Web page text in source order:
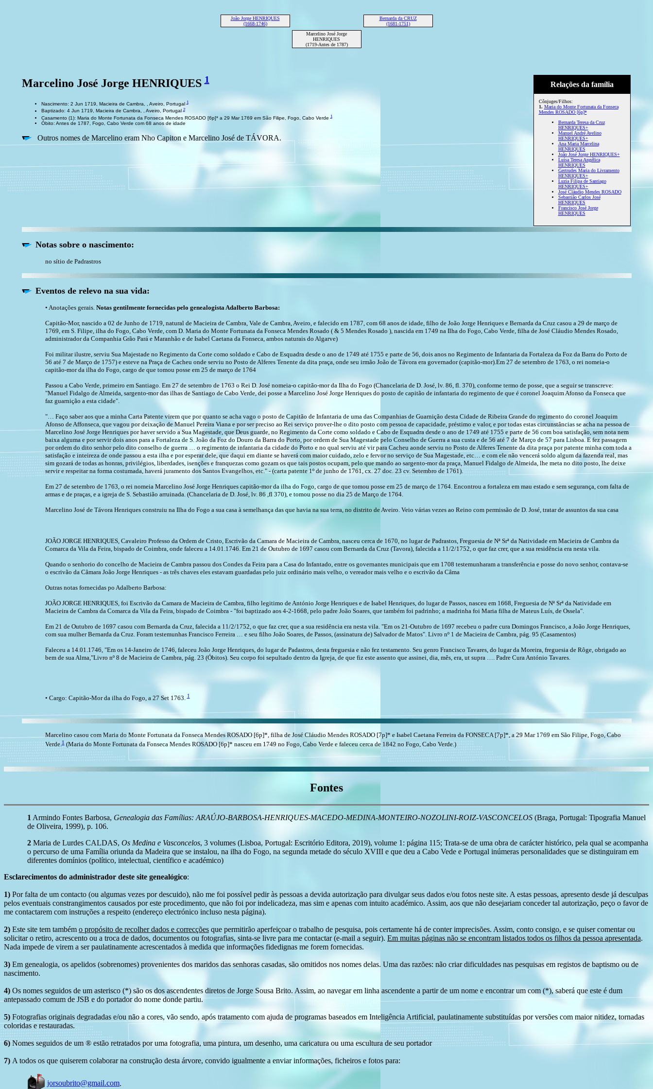
João Jorge HENRIQUES
(1668-1746)
Bernarda da CRUZ
(1681-1751)
Marcelino José Jorge
HENRIQUES
(1719-Antes de 1787)
Relações da família
Cônjuges/Filhos:
1. Maria do Monte Fortunata da Fonseca
Mendes ROSADO [6p]*
Bernarda Teresa da Cruz
HENRIQUES+
Manuel André Avelino
HENRIQUES+
Ana Maria Marcelina
HENRIQUES
João José Jorge HENRIQUES+
Luísa Teresa Angélica
HENRIQUES
Gertrudes Maria do Livramento
HENRIQUES+
Luzia Filipa de Santiago
HENRIQUES+
José Cláudio Mendes ROSADO
Sebastião Carlos José
HENRIQUES
Francisco José Jorge
HENRIQUES
Marcelino José Jorge HENRIQUES1
Nascimento: 2 Jun 1719, Macieira de Cambra, , Aveiro, Portugal1
Baptizado: 4 Jun 1719, Macieira de Cambra, , Aveiro, Portugal2
Casamento (1): Maria do Monte Fortunata da Fonseca Mendes ROSADO [6p]* a 29 Mar 1769 em São Filipe, Fogo, Cabo Verde1
Óbito: Antes de 1787, Fogo, Cabo Verde com 68 anos de idade
Outros nomes de Marcelino eram Nho Capiton e Marcelino José de TÁVORA.
Notas sobre o nascimento:
no sítio de Padrastros
Eventos de relevo na sua vida:
• Anotações gerais. Notas gentilmente fornecidas pelo genealogista Adalberto Barbosa:
Capitão-Mor, nascido a 02 de Junho de 1719, natural de Macieira de Cambra, Vale de Cambra, Aveiro, e falecido em 1787, com 68 anos de idade, filho de João Jorge Henriques e Bernarda da Cruz casou a 29 de março de
1769, em S. Filipe, ilha do Fogo, Cabo Verde, com D. Maria do Monte Fortunata da Fonseca Mendes Rosado ( & 5 Mendes Rosado ), nascida em 1749 na Ilha do Fogo, Cabo Verde, filha de José Cláudio Mendes Rosado,
administrador da Companhia Grão Pará e Maranhão e de Isabel Caetana da Fonseca, ambos naturais do Algarve)
Foi militar ilustre, serviu Sua Majestade no Regimento da Corte como soldado e Cabo de Esquadra desde o ano de 1749 até 1755 e parte de 56, dois anos no Regimento de Infantaria da Fortaleza da Foz da Barra do Porto de
56 até 7 de Março de 1757) e esteve na Praça de Cacheu onde serviu no Posto de Alferes Tenente da dita praça, onde seu irmão João de Távora era governador (capitão-mor).Em 27 de setembro de 1763, o rei nomeia-o
capitão-mor da ilha do Fogo, cargo de que tomou posse em 25 de março de 1764
Passou a Cabo Verde, primeiro em Santiago. Em 27 de setembro de 1763 o Rei D. José nomeia-o capitão-mor da Ilha do Fogo (Chancelaria de D. José, lv. 86, fl. 370), conforme termo de posse, que a seguir se transcreve:
"Manuel Fidalgo de Almeida, sargento-mor das ilhas de Santiago de Cabo Verde, dei posse a Marcelino José Jorge Henriques do posto de capitão de infantaria do regimento de que é coronel Joaquim Afonso da Fonseca que
faz guarnição a esta cidade".
"… Faço saber aos que a minha Carta Patente virem que por quanto se acha vago o posto de Capitão de Infantaria de uma das Companhias de Guarnição desta Cidade de Ribeira Grande do regimento do coronel Joaquim
Afonso de Affonseca, que vagou por deixação de Manuel Pereira Viana e por ser preciso ao Rei serviço prover-lhe o dito posto com pessoa de capacidade, préstimo e valor, e por todas estas circunstâncias se acha na pessoa de
Marcelino José Jorge Henriques por haver servido a Sua Magestade, que Deus guarde, no Regimento da Corte como soldado e Cabo de Esquadra desde o ano de 1749 até 1755 e parte de 56 com boa satisfação, sem nota nem
baixa alguma e por servir dois anos para a Fortaleza de S. João da Foz do Douro da Barra do Porto, por ordem de Sua Magestade pelo Conselho de Guerra a sua custa e de 56 até 7 de Março de 57 para Lisboa. E fez passagem
por ordem do dito senhor pelo dito conselho de guerra … o regimento de infantaria da cidade do Porto e no qual serviu até vir para Cacheu aonde serviu no Posto de Alferes Tenente da dita praça por patente minha com toda a
satisfação e inteireza de onde passou a esta ilha e por esperar dele, que daqui em diante se haverá com maior cuidado, zelo e fervor no serviço de Sua Magestade, etc… e com ele não vencerá soldo algum da fazenda real, mas
sim gozará de todas as honras, privilégios, liberdades, isenções e franquezas como gozam os que tais postos ocupam, pelo que mando ao sargento-mor da praça, Manuel Fidalgo de Almeida, lhe meta no dito posto, lhe deixe
servir e respeitar na forma costumada, haverá juramento dos Santos Evangelhos, etc." - (carta patente 1º de junho de 1761, cx. 27 doc. 23 cv. Setembro de 1761).
Em 27 de setembro de 1763, o rei nomeia Marcelino José Jorge Henriques capitão-mor da ilha do Fogo, cargo de que tomou posse em 25 de março de 1764. Encontrou a fortaleza em mau estado e sem segurança, com falta de
armas e de praças, e a igreja de S. Sebastião arruinada. (Chancelaria de D. José, lv. 86 ,fl 370), e tomou posse no dia 25 de Março de 1764.
Marcelino José de Távora Henriques construiu na Ilha do Fogo a sua casa à semelhança das que havia na sua terra, no distrito de Aveiro. Veio várias vezes ao Reino com permissão de D. José, tratar de assuntos da sua casa
JOÃO JORGE HENRIQUES, Cavaleiro Professo da Ordem de Cristo, Escrivão da Camara de Macieira de Cambra, nasceu cerca de 1670, no lugar de Padrastos, Freguesia de Nª Srª da Natividade em Macieira de Cambra da
Comarca da Vila da Feira, bispado de Coimbra, onde faleceu a 14.01.1746. Em 21 de Outubro de 1697 casou com Bernarda da Cruz (Tavora), falecida a 11/2/1752, o que faz crer, que a sua residência era nesta vila.
Quando o senhorio do concelho de Macieira de Cambra passou dos Condes da Feira para a Casa do Infantado, entre os governantes municipais que em 1708 testemunharam a transferência e posse do novo senhor, contava-se
o escrivão da Câmara João Jorge Henriques - as três chaves eles estavam guardadas pelo juiz ordinário mais velho, o vereador mais velho e o escrivão da Câma
Outras notas fornecidas po Adalberto Barbosa:
JOÃO JORGE HENRIQUES, foi Escrivão da Camara de Macieira de Cambra, filho legitimo de António Jorge Henriques e de Isabel Henriques, do lugar de Passos, nasceu em 1668, Freguesia de Nª Srª da Natividade em
Macieira de Cambra da Comarca da Vila da Feira, bispado de Coimbra - "foi baptizado aos 4-2-1668, pelo padre João Soares, que também foi padrinho; a madrinha foi Maria filha de Mateus Luís, de Ossela".
Em 21 de Outubro de 1697 casou com Bernarda da Cruz, falecida a 11/2/1752, o que faz crer, que a sua residência era nesta vila. "Em os 21-Outubro de 1697 recebeu o padre cura Domingos Francisco, a João Jorge Henriques,
com sua mulher Bernarda da Cruz. Foram testemunhas Francisco Ferreira … e seu filho João Soares, de Passos, (assinatura de) Salvador de Matos". Livro nº 1 de Macieira de Cambra, pág. 95 (Casamentos)
Faleceu a 14.01.1746, "Em os 14-Janeiro de 1746, faleceu João Jorge Henriques, do lugar de Padastros, desta freguesia e não fez testamento. Seu genro Francisco Tavares, do lugar da Moreira, freguesia de Rôge, obrigado ao
bem de sua Alma,"Livro nº 8 de Macieira de Cambra, pág. 23 (Óbitos). Seu corpo foi sepultado dentro da Igreja, de que fiz este assento que assinei, dia, mês, era, ut supra …. Padre Cura António Tavares.
• Cargo: Capitão-Mor da ilha do Fogo, a 27 Set 1763.1
Marcelino casou com Maria do Monte Fortunata da Fonseca Mendes ROSADO [6p]*, filha de José Cláudio Mendes ROSADO [7p]* e Isabel Caetana Ferreira da FONSECA [7p]*, a 29 Mar 1769 em São Filipe, Fogo, Cabo
Verde.1(Maria do Monte Fortunata da Fonseca Mendes ROSADO [6p]* nasceu em 1749 no Fogo, Cabo Verde e faleceu cerca de 1842 no Fogo, Cabo Verde.)
Fontes
1 Armindo Fontes Barbosa, Genealogia das Famílias: ARAÚJO-BARBOSA-HENRIQUES-MACEDO-MEDINA-MONTEIRO-NOZOLINI-ROIZ-VASCONCELOS (Braga, Portugal: Tipografia Manuel
de Oliveira, 1999), p. 106.
2 Maria de Lurdes CALDAS, Os Medina e Vasconcelos, 3 volumes (Lisboa, Portugal: Escritório Editora, 2019), volume 1: página 115; Trata-se de uma obra de carácter histórico, pela qual se acompanha
o percurso de uma Família oriunda da Madeira que se instalou, na ilha do Fogo, na segunda metade do século XVIII e que deu a Cabo Vede e Portugal inúmeras personalidades que se distinguiram em
diferentes domínios (político, intelectual, científico e académico)
Esclarecimentos do administrador deste site genealógico:
1) Por falta de um contacto (ou algumas vezes por descuido), não me foi possível pedir às pessoas a devida autorização para divulgar seus dados e/ou fotos neste site. A estas pessoas, apresento desde já desculpas
pelos eventuais constrangimentos causados por este procedimento, que não foi por indelicadeza, mas sim e apenas com intuito académico. Assim, aos que não desejariam conceder tal autorização, peço o favor de
me contactarem com instruções a respeito (endereço electrónico incluso nesta página).
2) Este site tem também o propósito de recolher dados e correcções que permitirão aperfeiçoar o trabalho de pesquisa, pois certamente há de conter imprecisões. Assim, conto consigo, e se quiser comentar ou
solicitar o retiro, acrescento ou a troca de dados, documentos ou fotografias, sinta-se livre para me contactar (e-mail a seguir). Em muitas páginas não se encontram listados todos os filhos da pessoa apresentada.
Nada impede de virem a ser paulatinamente acrescentados à medida que informações fidedignas me forem fornecidas.
3) Em genealogia, os apelidos (sobrenomes) provenientes dos maridos das senhoras casadas, são omitidos nos nomes delas. Uma das razões: não criar dificuldades nas pesquisas em registos de baptismo ou de
nascimento.
4) Os nomes seguidos de um asterisco (*) são os dos ascendentes diretos de Jorge Sousa Brito. Assim, ao navegar em linha ascendente a partir de um nome e encontrar um com (*), saberá que este é dum
antepassado comum de JSB e do portador do nome donde partiu.
5) Fotografias originais degradadas e/ou não a cores, vão sendo, após tratamento com ajuda de programas baseados em Inteligência Artificial, paulatinamente substituídas por versões com maior nitidez, tornadas
coloridas e restauradas.
6) Nomes seguidos de um ® estão retratados por uma fotografia, uma pintura, um desenho, uma caricatura ou uma escultura de seu portador
7) A todos os que quiserem colaborar na construção desta árvore, convido igualmente a enviar informações, ficheiros e fotos para:
jorsoubrito@gmail.com